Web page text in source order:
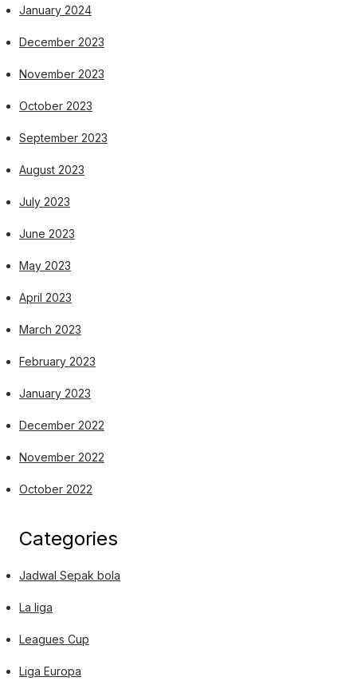
January 2024
December 2023
November 2023
October 2023
September 2023
August 2023
July 2023
June 2023
May 2023
April 2023
March 2023
February 2023
January 2023
December 2022
November 2022
October 2022
Categories
Jadwal Sepak bola
La liga
Leagues Cup
Liga Europa